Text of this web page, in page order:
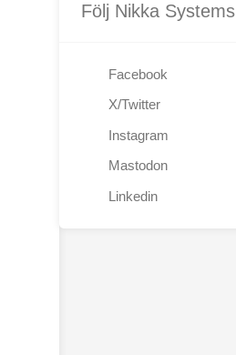
Följ Nikka Systems
Facebook
X/Twitter
Instagram
Mastodon
Linkedin